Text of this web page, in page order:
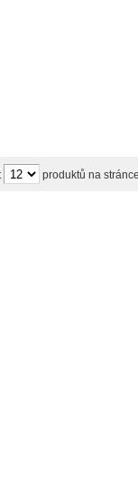
produktů na stránce